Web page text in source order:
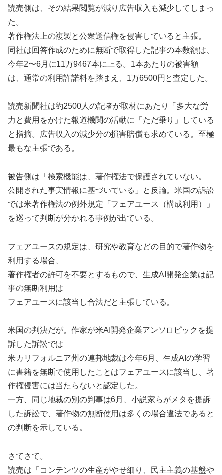
読売側は、その結果閲覧が減り広告収入も減少してしまっ
た。
著作権法上の複製と公衆送信権を侵害していると主張。
同社は回答作成のために無断で取得した記事の本数額は、
今年2〜6月に11万9467本に上る。1本あたりの被害額
は、通常の利用許諾料を踏まえ、1万6500円と査定した。
読売新聞社は約2500人の記者が取材にあたり「多大な労
力と費用をかけた報道機関の活動に「ただ乗り」している
と指摘。広告収入の減少分の損害賠償も求めている。至極
最もな主張である。
被告側は「検索機能は、著作権法で保護されていない。
公開された事実情報に基づいている」と反論。米国の訴訟
では米著作権法の例外規定「フェアユース（構成利用）」
を巡って判断が分かれる事例が出ている。
フェアユースの規定は、研究や教育などの目的で著作物を
利用する場合、
著作権者の許可を不要とするもので、生成AI開発企業は記
事の無断利用は
フェアユースに該当し合法だと主張している。
米国の判決だが。作家が米AI開発企業アンソロピックを提
訴した訴訟では
米カリフォルニア州の連邦地裁は今年6月、生成AIの学習
に書籍を無断で使用したことはフェアユースに該当し、著
作権侵害には当たらないと認定した。
一方、同じ地裁の別の判事は6月、小説家らがメタを提訴
した訴訟で、著作物の無断使用は多くの場合違法であると
の判断を示している。
さてさて。
読売は「コンテンツの生産がやせ細り、民主主義の基盤や